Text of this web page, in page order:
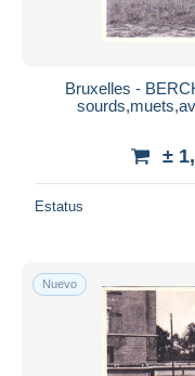
Bruxelles -
±
Estatus
Nuevo